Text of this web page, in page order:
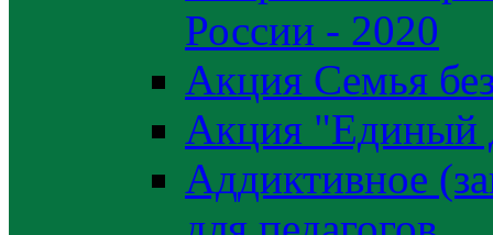
России - 2020
Акция Семья
Акция "Единый
Аддиктивное